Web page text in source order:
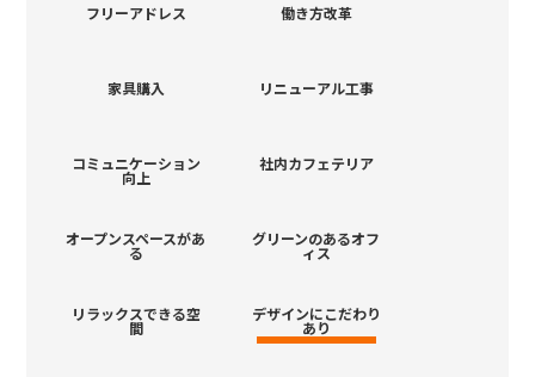
フリーアドレス 働き方改革
家具購入 リニューアル工事
コミュニケーション
向上
社内カフェテリア
オープンスペースがあ
る
グリーンのあるオフ
ィス
リラックスできる空
間
デザインにこだわり
あり